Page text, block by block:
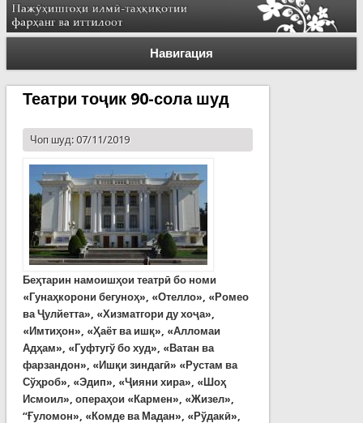
Навигация
Театри тоҷик 90-сола шуд
Чоп шуд: 07/11/2019
Беҳтарин намоишҳои театрӣ бо номи
«Гунаҳкорони бегуноҳ», «Отелло», «Ромео
ва Ҷулйетта», «Хизматгори ду хоҷа»,
«Имтиҳон», «Ҳаёт ва ишқ», «Алломаи
Адҳам», «Гуфтугў бо худ», «Ватан ва
фарзандон», «Ишқи зиндагӣ» «Рустам ва
Сўҳроб», «Эдип», «Ҷияни хира», «Шоҳ
Исмоил», операҳои «Кармен», «Жизел»,
“Ғуломон», «Комде ва Мадан», «Рўдакӣ»,